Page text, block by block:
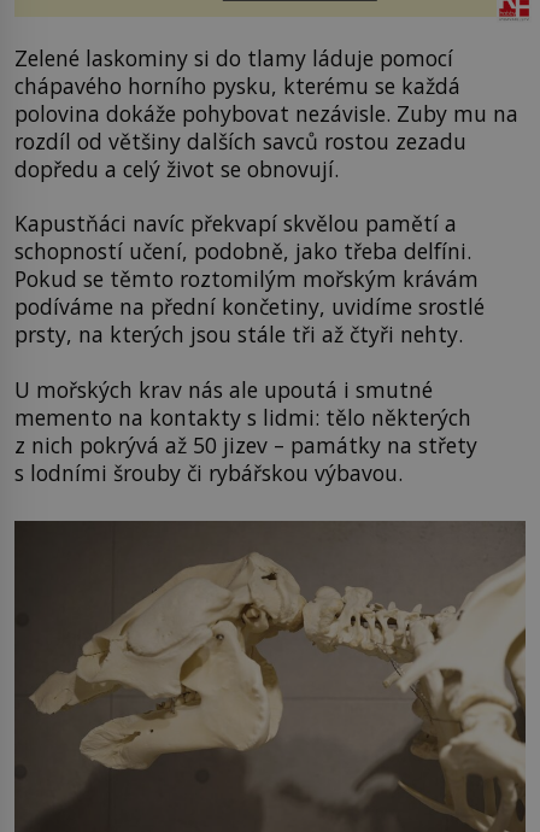
Zelené laskominy si do tlamy láduje pomocí
chápavého horního pysku, kterému se každá
polovina dokáže pohybovat nezávisle. Zuby mu na
rozdíl od většiny dalších savců rostou zezadu
dopředu a celý život se obnovují.
Kapustňáci navíc překvapí skvělou pamětí a
schopností učení, podobně, jako třeba delfíni.
Pokud se těmto roztomilým mořským krávám
podíváme na přední končetiny, uvidíme srostlé
prsty, na kterých jsou stále tři až čtyři nehty.
U mořských krav nás ale upoutá i smutné
memento na kontakty s lidmi: tělo některých
z nich pokrývá až 50 jizev – památky na střety
s lodními šrouby či rybářskou výbavou.